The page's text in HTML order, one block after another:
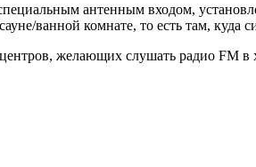
антенным входом,
ванной комнате, то есть там,
желающих слушать радио FM в